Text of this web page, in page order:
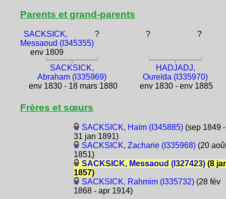
Parents et grand-parents
SACKSICK,
Messaoud (I345355)
env 1809
? ? ?
SACKSICK,
Abraham (I335969)
env 1830 - 18 mars 1880
HADJADJ,
Oureïda (I335970)
env 1830 - env 1885
Frères et sœurs
SACKSICK, Haïm (I345885)(sep 1849 -
31 jan 1891)
SACKSICK, Zacharie (I335968)(20
1851)
SACKSICK, Messaoud (I327423)(8
1857)
SACKSICK, Rahmim (I335732)(28 fév
1868 - apr 1914)